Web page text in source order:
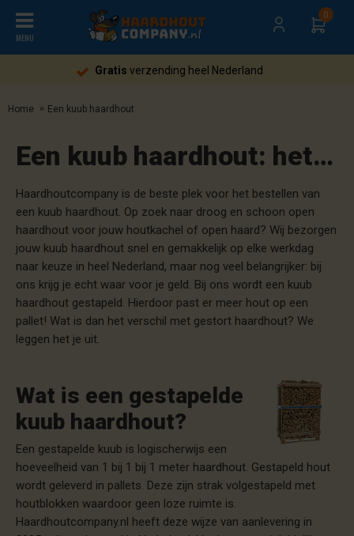
MENU
0
Gratisverzending heel Nederland
Home Een kuub haardhout
Een kuub haardhout: het verschil tussen gestapeld en losgestort
Haardhoutcompany is de beste plek voor het bestellen van
een kuub haardhout. Op zoek naar droog en schoon open
haardhout voor jouw houtkachel of open haard? Wij bezorgen
jouw kuub haardhout snel en gemakkelijk op elke werkdag
naar keuze in heel Nederland, maar nog veel belangrijker: bij
ons krijg je echt waar voor je geld. Bij ons wordt een kuub
haardhout gestapeld. Hierdoor past er meer hout op een
pallet! Wat is dan het verschil met gestort haardhout? We
leggen het je uit.
Wat is een gestapelde
kuub haardhout?
Een gestapelde kuub is logischerwijs een
hoeveelheid van 1 bij 1 bij 1 meter haardhout. Gestapeld hout
wordt geleverd in pallets. Deze zijn strak volgestapeld met
houtblokken waardoor geen loze ruimte is.
Haardhoutcompany.nl heeft deze wijze van aanlevering in